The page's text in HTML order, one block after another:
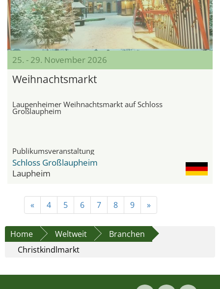
25. - 29. November 2026
Weihnachtsmarkt
Laupenheimer Weihnachtsmarkt auf Schloss
Großlaupheim
Publikumsveranstaltung
Schloss Großlaupheim
Laupheim
« 4 5 6 7 8 9 »
Home Weltweit
Branchen
Christkindlmarkt